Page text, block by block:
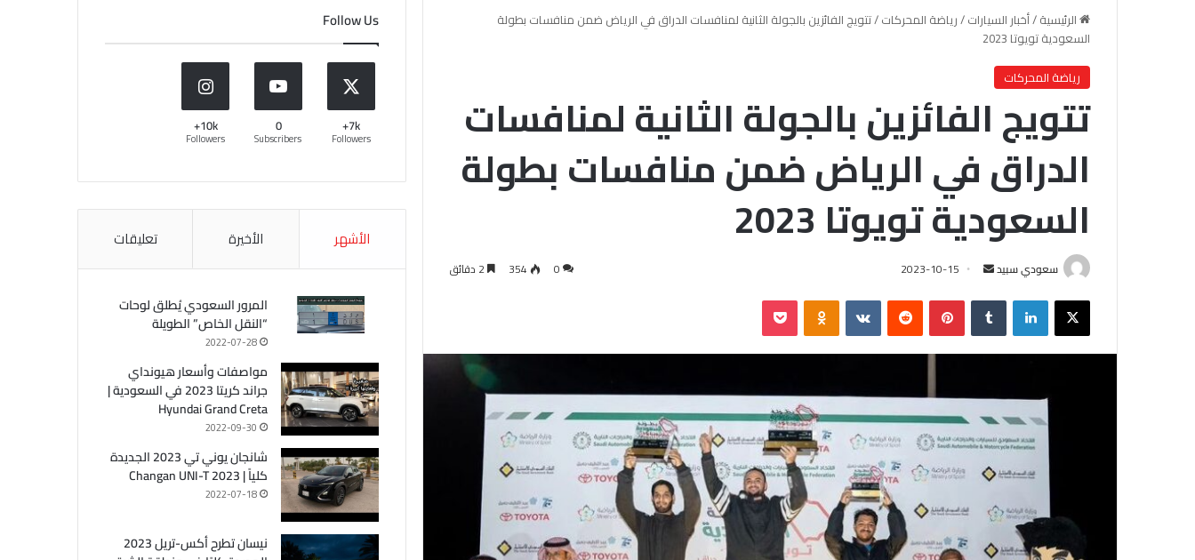
الرئيسية/أخبار السيارات/رياضة المحركات/تتويج الفائزين بالجولة الثانية لمنافسات الدراق في الرياض ضمن منافسات بطولة
السعودية تويوتا 2023
رياضة المحركات
تتويج الفائزين بالجولة الثانية لمنافسات
الدراق في الرياض ضمن منافسات بطولة
السعودية تويوتا 2023
سعودي سبيد
ل
ب
ي
د
ا
ل
2023-10-15
0
354
لينكدإن بينتيريست
Follow Us
7k+
Followers
0
Subscribers
10k+
Followers
الأشهر الأخيرة تعليقات
المرور السعودي يُطلق لوحات
“النقل الخاص” الطويلة
2022-07-28
مواصفات وأسعار هيونداي
جراند كريتا 2023 في السعودية |
Hyundai Grand Creta
2022-09-30
شانجان يوني تي 2023 الجديدة
كلياً | Changan UNI-T 2023
2022-07-18
نيسان تطرح أكس-تريل 2023